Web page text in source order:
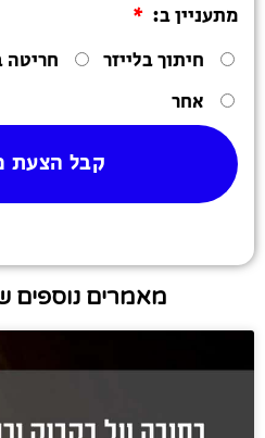
מתעניין ב:
חיתוך בלייזר
חריטה
אחר
קבל הצעת
מאמרים נוספים